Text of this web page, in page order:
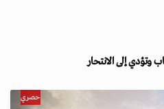
وتؤدي إلى الانتحار
حصري